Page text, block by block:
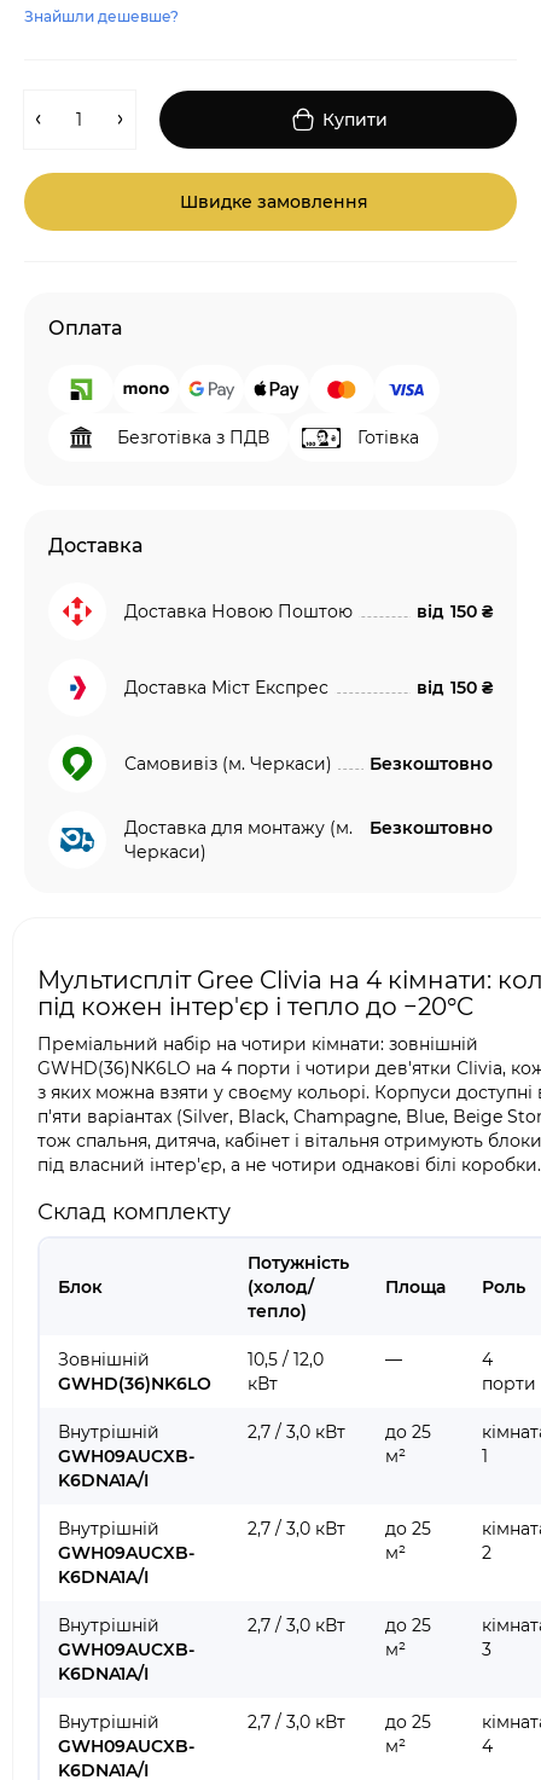
Знайшли дешевше?
Купити
Швидке замовлення
Оплата
Безготівка з ПДВ Готівка
Доставка
Доставка Новою Поштою від 150 ₴
Доставка Міст Експрес від 150 ₴
Самовивіз (м. Черкаси) Безкоштовно
Доставка для монтажу (м.
Черкаси)
Безкоштовно
Мультиспліт Gree Clivia на 4 кімнати:
під кожен інтер'єр і тепло до −20°C
Преміальний набір на чотири кімнати: зовнішній
GWHD(36)NK6LO на 4 порти і чотири дев'ятки Clivia,
з яких можна взяти у своєму кольорі. Корпуси доступні
п'яти варіантах (Silver, Black, Champagne, Blue, Beige
тож спальня, дитяча, кабінет і вітальня отримують блоки
під власний інтер'єр, а не чотири однакові білі коробки.
Склад комплекту
Блок
Потужність
(холод/
тепло)
Площа Роль
Зовнішній
GWHD(36)NK6LO
10,5 / 12,0
кВт
—
4
порти
Внутрішній
GWH09AUCXB-
K6DNA1A/I
2,7 / 3,0 кВт
до 25
м²
1
Внутрішній
GWH09AUCXB-
K6DNA1A/I
2,7 / 3,0 кВт
до 25
м²
2
Внутрішній
GWH09AUCXB-
K6DNA1A/I
2,7 / 3,0 кВт
до 25
м²
3
Внутрішній
GWH09AUCXB-
K6DNA1A/I
2,7 / 3,0 кВт
до 25
м²
4